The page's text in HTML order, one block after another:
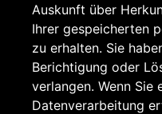
Auskunft über
Ihrer gespeicherten
zu erhalten. Sie
Berichtigung oder
verlangen. Wenn Sie
Datenverarbeitung